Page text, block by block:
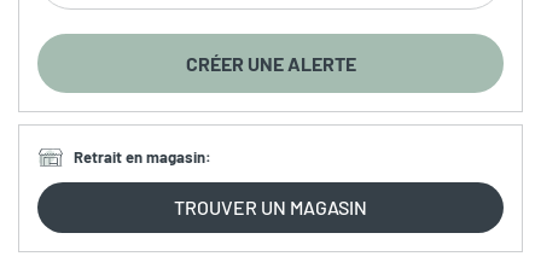
CRÉER UNE ALERTE
Retrait en magasin:
TROUVER UN MAGASIN